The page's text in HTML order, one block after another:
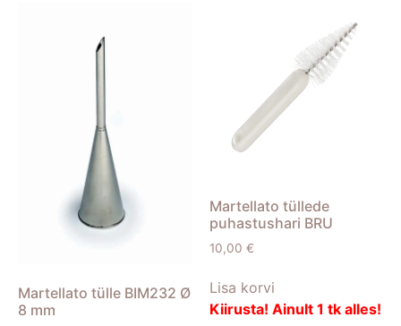
Martellato tülle BIM232 Ø
8 mm
Martellato tüllede
puhastushari BRU
10,00 €
Lisa korvi
Kiirusta! Ainult 1 tk alles!